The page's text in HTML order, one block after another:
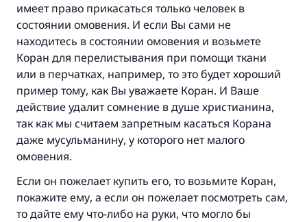
имеет право прикасаться только человек в
состоянии омовения. И если Вы сами не
находитесь в состоянии омовения и возьмете
Коран для перелистывания при помощи ткани
или в перчатках, например, то это будет хороший
пример тому, как Вы уважаете Коран. И Ваше
действие удалит сомнение в душе христианина,
так как мы считаем запретным касаться Корана
даже мусульманину, у которого нет малого
омовения.
Если он пожелает купить его, то возьмите Коран,
покажите ему, а если он пожелает посмотреть сам,
то дайте ему что-либо на руки, что могло бы